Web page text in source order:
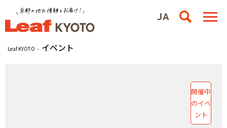
Leaf KYOTO イベント
開催中
のイベ
ント